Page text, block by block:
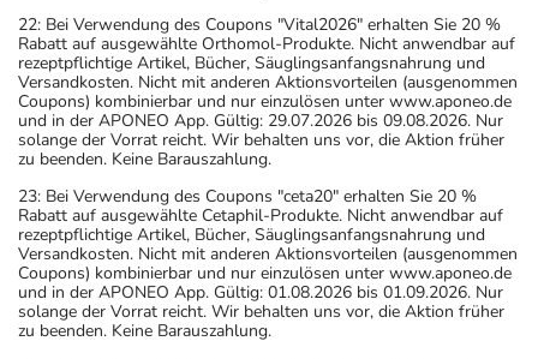
22: Bei Verwendung des Coupons "Vital2026" erhalten Sie 20 %
Rabatt auf ausgewählte Orthomol-Produkte. Nicht anwendbar auf
rezeptpflichtige Artikel, Bücher, Säuglingsanfangsnahrung und
Versandkosten. Nicht mit anderen Aktionsvorteilen (ausgenommen
Coupons) kombinierbar und nur einzulösen unter www.aponeo.de
und in der APONEO App. Gültig: 29.07.2026 bis 09.08.2026. Nur
solange der Vorrat reicht. Wir behalten uns vor, die Aktion früher
zu beenden. Keine Barauszahlung.
23: Bei Verwendung des Coupons "ceta20" erhalten Sie 20 %
Rabatt auf ausgewählte Cetaphil-Produkte. Nicht anwendbar auf
rezeptpflichtige Artikel, Bücher, Säuglingsanfangsnahrung und
Versandkosten. Nicht mit anderen Aktionsvorteilen (ausgenommen
Coupons) kombinierbar und nur einzulösen unter www.aponeo.de
und in der APONEO App. Gültig: 01.08.2026 bis 01.09.2026. Nur
solange der Vorrat reicht. Wir behalten uns vor, die Aktion früher
zu beenden. Keine Barauszahlung.